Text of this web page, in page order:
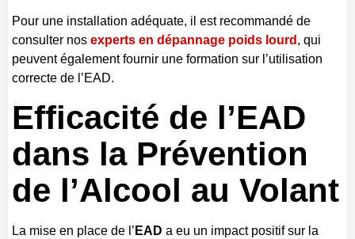
Pour une installation adéquate, il est recommandé de
consulter nos experts en dépannage poids lourd , qui
peuvent également fournir une formation sur l’utilisation
correcte de l’EAD.
Efficacité de l’EAD
dans la Prévention
de l’Alcool au Volant
La mise en place de l’ EAD a eu un impact positif sur la